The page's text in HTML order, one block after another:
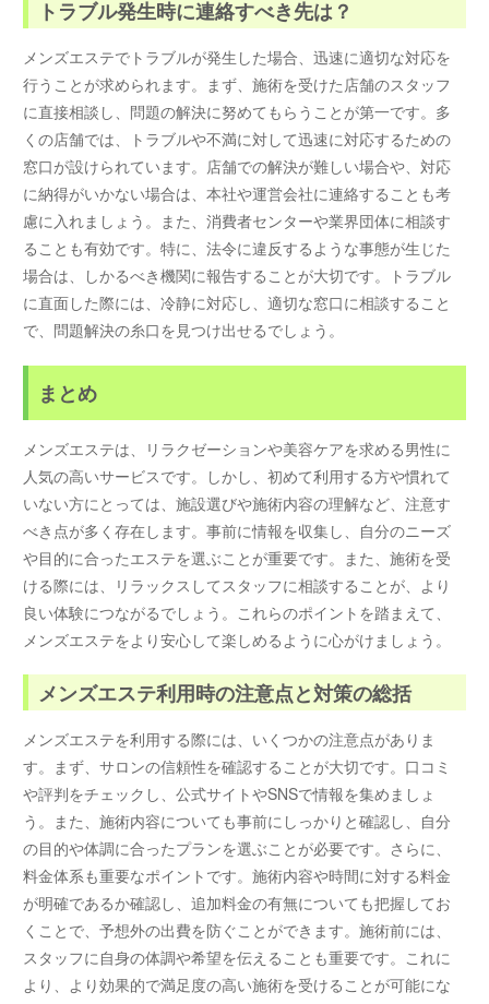
トラブル発生時に連絡すべき先は？
メンズエステでトラブルが発生した場合、迅速に適切な対応を
行うことが求められます。まず、施術を受けた店舗のスタッフ
に直接相談し、問題の解決に努めてもらうことが第一です。多
くの店舗では、トラブルや不満に対して迅速に対応するための
窓口が設けられています。店舗での解決が難しい場合や、対応
に納得がいかない場合は、本社や運営会社に連絡することも考
慮に入れましょう。また、消費者センターや業界団体に相談す
ることも有効です。特に、法令に違反するような事態が生じた
場合は、しかるべき機関に報告することが大切です。トラブル
に直面した際には、冷静に対応し、適切な窓口に相談すること
で、問題解決の糸口を見つけ出せるでしょう。
まとめ
メンズエステは、リラクゼーションや美容ケアを求める男性に
人気の高いサービスです。しかし、初めて利用する方や慣れて
いない方にとっては、施設選びや施術内容の理解など、注意す
べき点が多く存在します。事前に情報を収集し、自分のニーズ
や目的に合ったエステを選ぶことが重要です。また、施術を受
ける際には、リラックスしてスタッフに相談することが、より
良い体験につながるでしょう。これらのポイントを踏まえて、
メンズエステをより安心して楽しめるように心がけましょう。
メンズエステ利用時の注意点と対策の総括
メンズエステを利用する際には、いくつかの注意点がありま
す。まず、サロンの信頼性を確認することが大切です。口コミ
や評判をチェックし、公式サイトやSNSで情報を集めましょ
う。また、施術内容についても事前にしっかりと確認し、自分
の目的や体調に合ったプランを選ぶことが必要です。さらに、
料金体系も重要なポイントです。施術内容や時間に対する料金
が明確であるか確認し、追加料金の有無についても把握してお
くことで、予想外の出費を防ぐことができます。施術前には、
スタッフに自身の体調や希望を伝えることも重要です。これに
より、より効果的で満足度の高い施術を受けることが可能にな